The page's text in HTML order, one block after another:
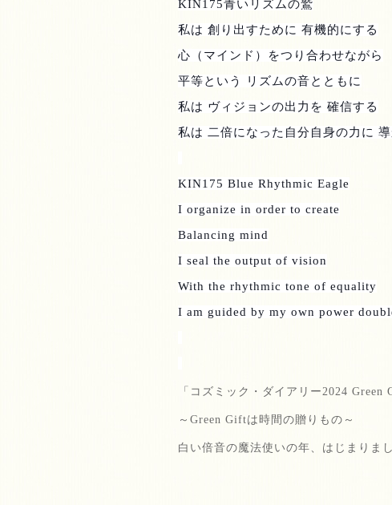
KIN175青いリズムの鷲
私は 創り出すために 有機的にする
心（マインド）をつり合わせながら
平等という リズムの音とともに
私は ヴィジョンの出力を 確信する
私は 二倍になった自分自身の力に 導
KIN175 Blue Rhythmic Eagle
I organize in order to create
Balancing mind
I seal the output of vision
With the rhythmic tone of equality
I am guided by my own power
「コズミック・ダイアリー2024 Green
～ Green Giftは時間の贈りもの～
白い倍音の魔法使いの年、はじまりまし